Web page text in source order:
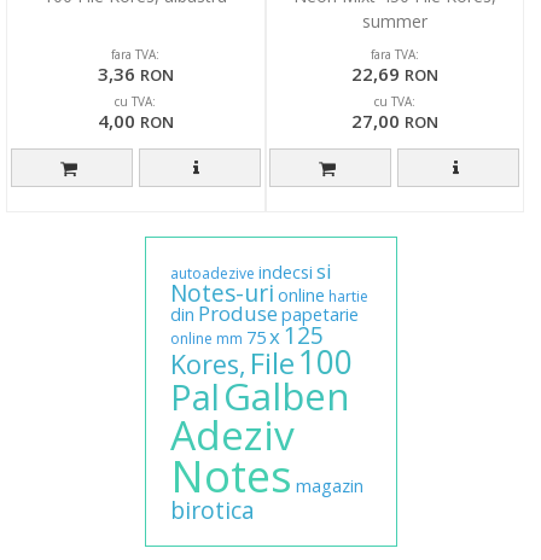
fara TVA:
3,36 RON
cu TVA:
4,00 RON
summer
fara TVA:
22,69 RON
cu TVA:
27,00 RON
autoadezive indecsi si
Notes-uri online hartie
din Produse papetarie
online mm 75x125
Kores, File100
PalGalben
Adeziv
Notes magazin
birotica